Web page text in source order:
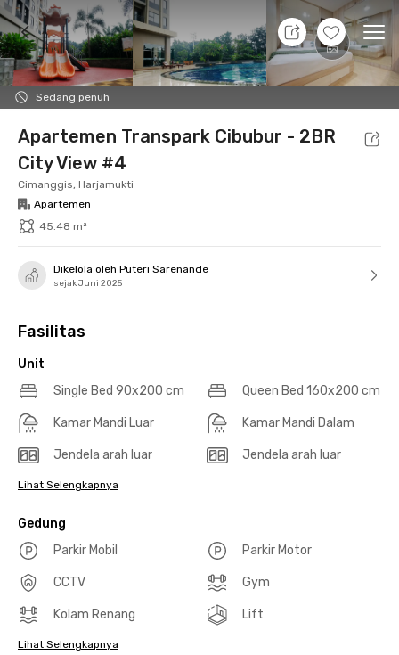
+25
Sedang penuh
8 Agt 26 - Belum tahu
Foto Fasilitas bersama Lokasi Aturan
Apartemen Transpark Cibubur - 2BR
City View #4
Cimanggis, Harjamukti
Apartemen
45.48 m²
Dikelola oleh Puteri Sarenande
sejak Juni 2025
Fasilitas
Unit
Single Bed 90x200 cm
Queen Bed 160x200 cm
Kamar Mandi Luar Kamar Mandi Dalam
Jendela arah luar Jendela arah luar
Lihat Selengkapnya
Gedung
Parkir Mobil
Parkir Motor
CCTV Gym
Kolam Renang Lift
Lihat Selengkapnya